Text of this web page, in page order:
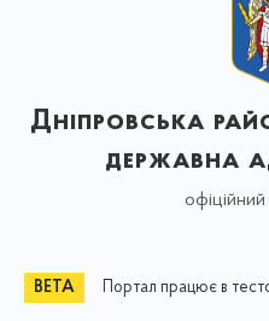
Дніпровська
державна
Портал працює в